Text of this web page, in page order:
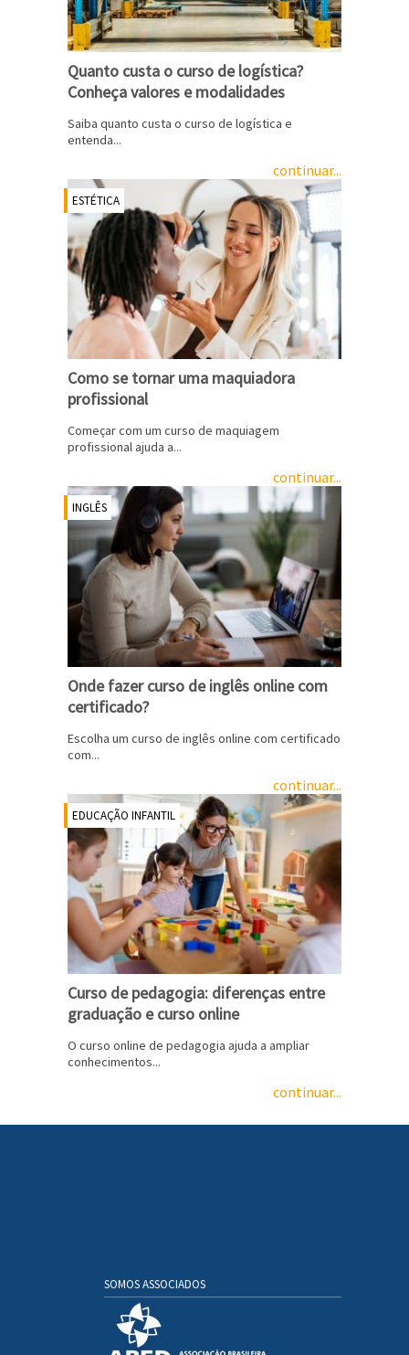
Quanto custa o curso de logística?
Conheça valores e modalidades
Saiba quanto custa o curso de logística e
entenda...
continuar...
ESTÉTICA
Como se tornar uma maquiadora
profissional
Começar com um curso de maquiagem
profissional ajuda a...
continuar...
INGLÊS
Onde fazer curso de inglês online com
certificado?
Escolha um curso de inglês online com certificado
com...
continuar...
EDUCAÇÃO INFANTIL
Curso de pedagogia: diferenças entre
graduação e curso online
O curso online de pedagogia ajuda a ampliar
conhecimentos...
continuar...
SOMOS ASSOCIADOS